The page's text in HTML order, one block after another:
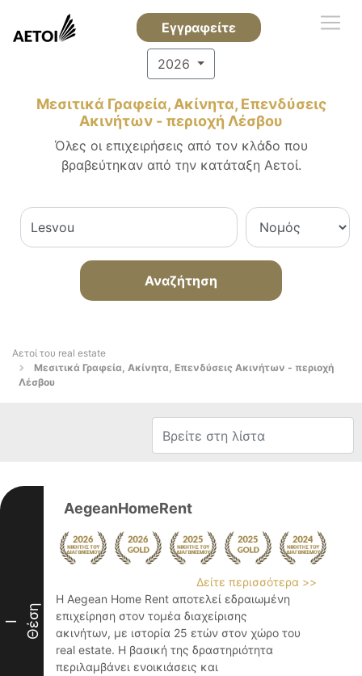
Εγγραφείτε
2026
Μεσιτικά Γραφεία, Ακίνητα, Επενδύσεις
Ακινήτων - περιοχή Λέσβου
Όλες οι επιχειρήσεις από τον κλάδο που
βραβεύτηκαν από την κατάταξη Αετοί.
Αναζήτηση
Αετοί του real estate
Μεσιτικά Γραφεία, Ακίνητα, Επενδύσεις Ακινήτων - περιοχή
Λέσβου
I Θέση
AegeanHomeRent
Δείτε περισσότερα >>
Η Aegean Home Rent αποτελεί εδραιωμένη
επιχείρηση στον τομέα διαχείρισης
ακινήτων, με ιστορία 25 ετών στον χώρο του
real estate. Η βασική της δραστηριότητα
περιλαμβάνει ενοικιάσεις και